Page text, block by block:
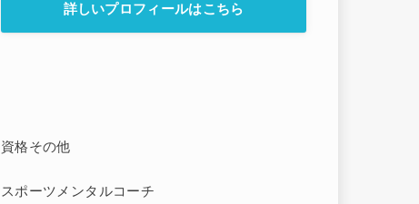
詳しいプロフィールはこちら
資格その他
スポーツメンタルコーチ